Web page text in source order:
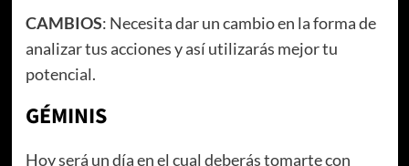
CAMBIOS: Necesita dar un cambio en la forma de
analizar tus acciones y así utilizarás mejor tu
potencial.
GÉMINIS
Hoy será un día en el cual deberás tomarte con